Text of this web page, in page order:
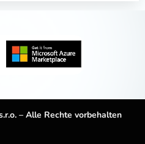
– Alle Rechte vorbehalten